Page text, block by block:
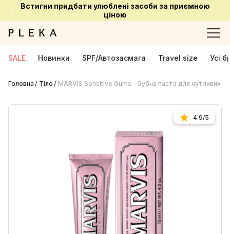
Встигни придбати улюблені засоби за приємною
ціною
SALE Новинки SPF/Автозасмага Travel size Усі
Головна Тіло MARVIS Sensitive Gums - Зубна паста для чутливих
4.9/5